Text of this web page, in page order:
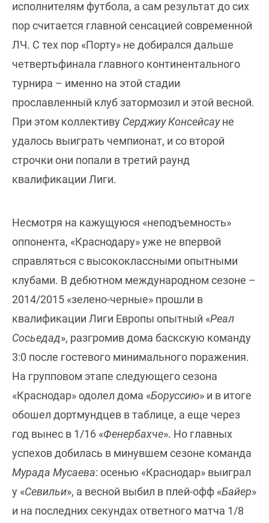
исполнителям футбола, а сам результат до сих
пор считается главной сенсацией современной
ЛЧ. С тех пор «Порту» не добирался дальше
четвертьфинала главного континентального
турнира – именно на этой стадии
прославленный клуб затормозил и этой весной.
При этом коллективу Серджиу Консейсауне
удалось выиграть чемпионат, и со второй
строчки они попали в третий раунд
квалификации Лиги.
Несмотря на кажущуюся «неподъемность»
оппонента, «Краснодару» уже не впервой
справляться с высококлассными опытными
клубами. В дебютном международном сезоне –
2014/2015 «зелено-черные» прошли в
квалификации Лиги Европы опытный «Реал
Сосьедад», разгромив дома баскскую команду
3:0 после гостевого минимального поражения.
На групповом этапе следующего сезона
«Краснодар» одолел дома «Боруссию» и в итоге
обошел дортмундцев в таблице, а еще через
год вынес в 1/16 «Фенербахче». Но главных
успехов добилась в минувшем сезоне команда
Мурада Мусаева: осенью «Краснодар» выиграл
у «Севильи», а весной выбил в плей-офф «Байер»
и на последних секундах ответного матча 1/8